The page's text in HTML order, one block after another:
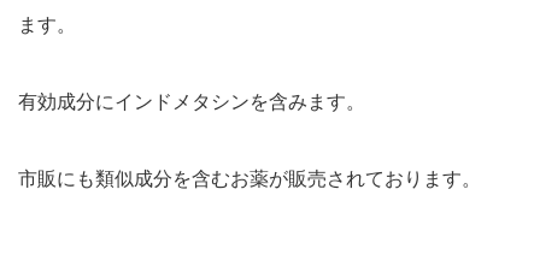
ます。
有効成分にインドメタシンを含みます。
市販にも類似成分を含むお薬が販売されております。